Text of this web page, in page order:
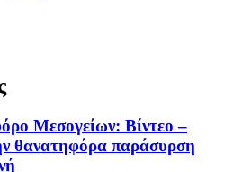
Μεσογείων: Βίντεο –
θανατηφόρα παράσυρση